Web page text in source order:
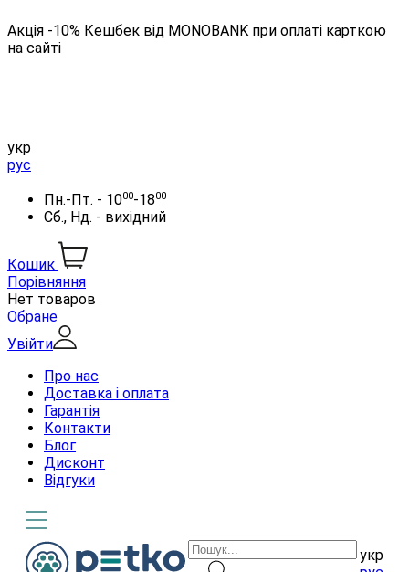
Акція -10% Кешбек від MONOBANK при оплаті карткою
на сайті
укр
рус
Пн.-Пт. - 1000-1800
Сб., Нд. - вихідний
Кошик
Порівняння
Нет товаров
Обране
Увійти
Про нас
Доставка і оплата
Гарантія
Контакти
Блог
Дисконт
Відгуки
укр